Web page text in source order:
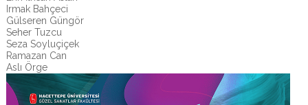
Irmak Bahçeci
Gülseren Güngör
Seher Tuzcu
Seza Soyluçiçek
Ramazan Can
Aslı Örge